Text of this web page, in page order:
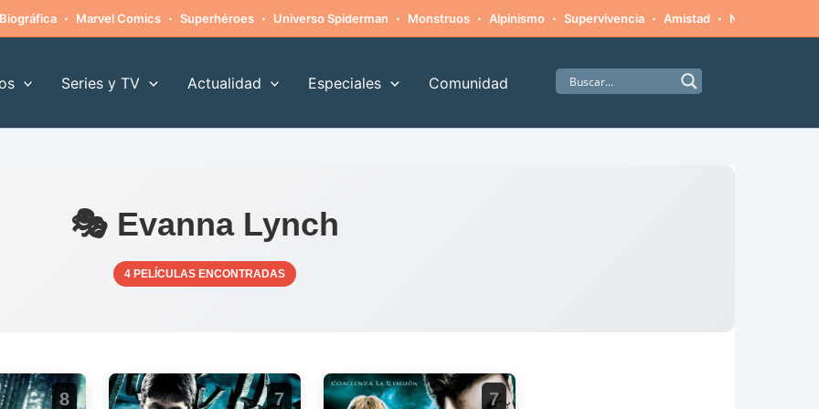
Biográfica · Marvel Comics · Superhéroes · Universo Spiderman · Monstruos · Alpinismo · Supervivencia · Amistad · Naturaleza
Series y TV Actualidad Especiales Comunidad
🎭 Evanna Lynch
4 PELÍCULAS ENCONTRADAS
8 7 7